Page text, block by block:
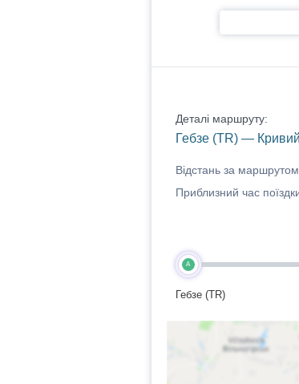
Деталі маршруту:
Гебзе (TR) —
Відстань за
Приблизний час
A
Гебзе (TR)